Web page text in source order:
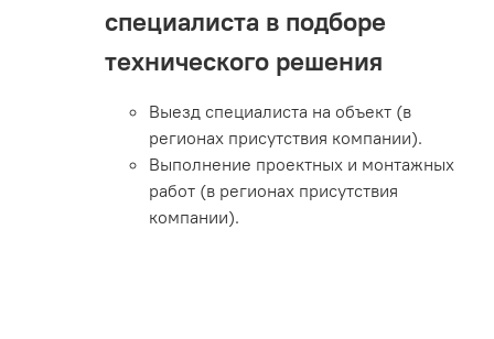
специалиста в подборе
технического решения
Выезд специалиста на объект (в
регионах присутствия компании).
Выполнение проектных и монтажных
работ (в регионах присутствия
компании).